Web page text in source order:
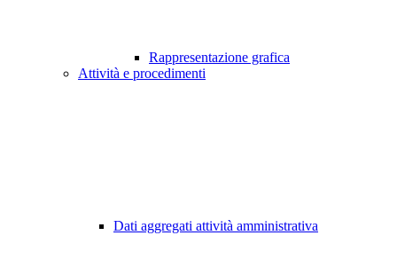
Rappresentazione grafica
Attività e procedimenti
Dati aggregati attività amministrativa